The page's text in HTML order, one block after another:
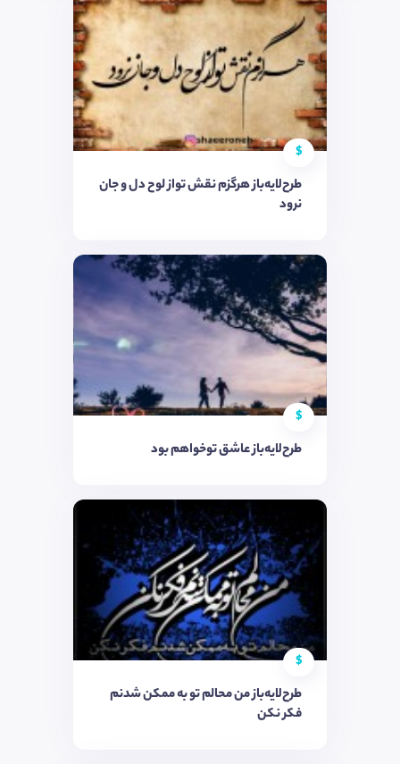
$
طرح‌لایه‌باز هرگزم نقش تواز لوح دل و جان
نرود
$
طرح‌لایه‌باز عاشق توخواهم بود
$
طرح‌لایه‌باز من محالم تو به ممکن شدنم
فکر نکن